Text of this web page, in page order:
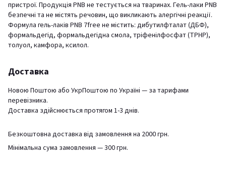
пристрої. Продукція PNB не тестується на тваринах. Гель-лаки PNB
безпечні та не містять речовин, що викликають алергічні реакції.
Формула гель-лаків PNB 7free не містить: дибутилфталат (ДБФ),
формальдегід, формальдегідна смола, тріфенілфосфат (TPHP),
толуол, камфора, ксилол.
Доставка
Новою Поштою або УкрПоштою по Україні — за тарифами
перевізника.
Доставка здійснюється протягом 1-3 днів.
Безкоштовна доставка від замовлення на 2000 грн.
Мінімальна сума замовлення — 300 грн.